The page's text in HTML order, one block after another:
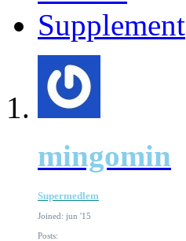
Supplement
mingomin
Supermedlem
Joined: jun '15
Posts: